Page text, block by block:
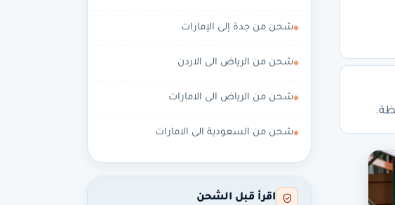
شحن من جدة إلى الإمارات
شحن من الرياض الى الاردن
شحن من الرياض الى الامارات
شحن من السعودية الى الامارات
اقرأ قبل الشحن